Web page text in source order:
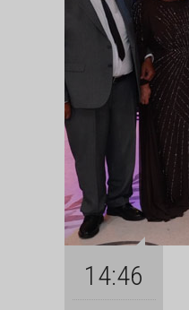
14:46